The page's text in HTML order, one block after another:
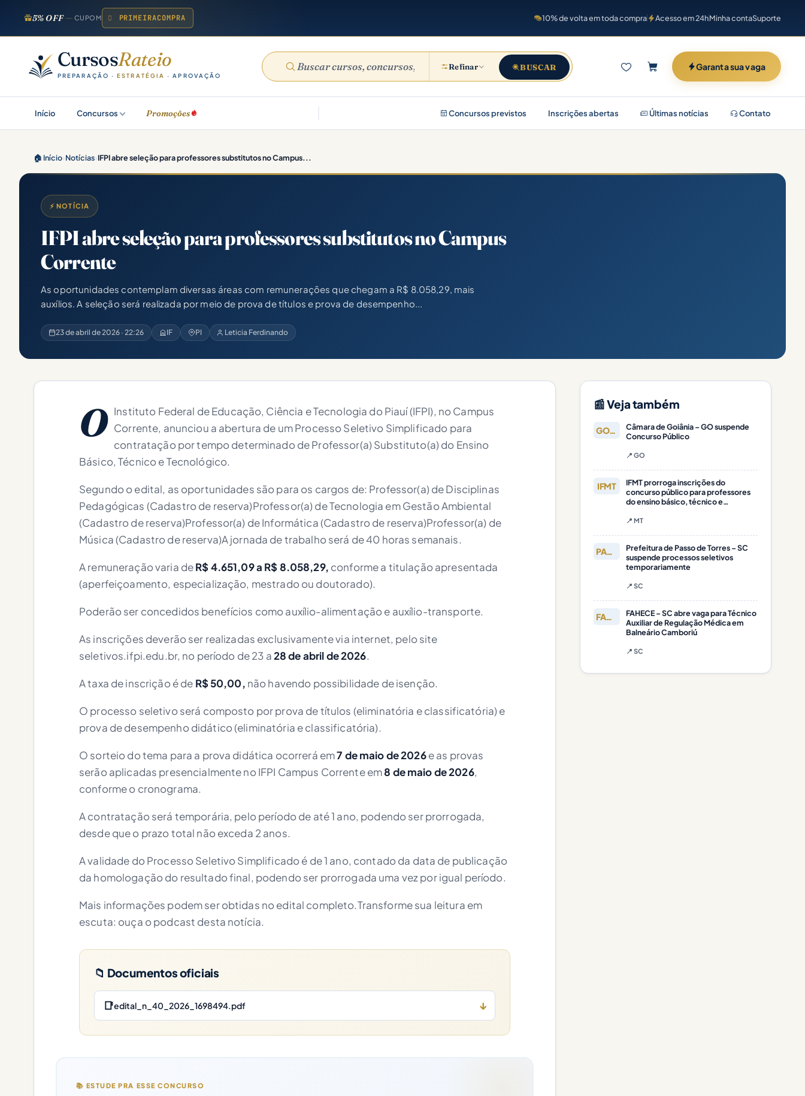
5% OFF CUPOM PRIMEIRACOMPRA 10% de volta em toda compra Acesso em 24hMinha contaSuporte
CursosRateio
PREPARAÇÃO ·ESTRATÉGIA · APROVAÇÃO
Refinar BUSCAR Garanta sua vaga
Início Concursos Promoções Concursos previstos Inscrições abertas Últimas notícias Contato
🏠 Início›Notícias›IFPI abre seleção para professores substitutos no Campus...
⚡ NOTÍCIA
IFPI abre seleção para professores substitutos no Campus
Corrente
As oportunidades contemplam diversas áreas com remunerações que chegam a R$ 8.058,29, mais
auxílios. A seleção será realizada por meio de prova de títulos e prova de desempenho...
23 de abril de 2026 · 22:26 IF PI Leticia Ferdinando
O Instituto Federal de Educação, Ciência e Tecnologia do Piauí (IFPI), no Campus
Corrente, anunciou a abertura de um Processo Seletivo Simplificado para
contratação por tempo determinado de Professor(a) Substituto(a) do Ensino
Básico, Técnico e Tecnológico.
Segundo o edital, as oportunidades são para os cargos de: Professor(a) de Disciplinas
Pedagógicas (Cadastro de reserva)Professor(a) de Tecnologia em Gestão Ambiental
(Cadastro de reserva)Professor(a) de Informática (Cadastro de reserva)Professor(a) de
Música (Cadastro de reserva)A jornada de trabalho será de 40 horas semanais.
A remuneração varia deR$ 4.651,09 a R$ 8.058,29, conforme a titulação apresentada
(aperfeiçoamento, especialização, mestrado ou doutorado).
Poderão ser concedidos benefícios como auxílio-alimentação e auxílio-transporte.
As inscrições deverão ser realizadas exclusivamente via internet, pelo site
seletivos.ifpi.edu.br, no período de 23 a28 de abril de 2026.
A taxa de inscrição é de R$ 50,00, não havendo possibilidade de isenção.
O processo seletivo será composto por prova de títulos (eliminatória e classificatória) e
prova de desempenho didático (eliminatória e classificatória).
O sorteio do tema para a prova didática ocorrerá em7 de maio de 2026e as provas
serão aplicadas presencialmente no IFPI Campus Corrente em8 de maio de 2026,
conforme o cronograma.
A contratação será temporária, pelo período de até 1 ano, podendo ser prorrogada,
desde que o prazo total não exceda 2 anos.
A validade do Processo Seletivo Simplificado é de 1 ano, contado da data de publicação
da homologação do resultado final, podendo ser prorrogada uma vez por igual período.
Mais informações podem ser obtidas no edital completo.Transforme sua leitura em
escuta: ouça o podcast desta notícia.
📁 Documentos oficiais
📑edital_n_40_2026_1698494.pdf ↓
📚 ESTUDE PRA ESSE CONCURSO
📰 Veja também
GOIÂNIA
Câmara de Goiânia – GO suspende
Concurso Público
📍 GO
IFMT
IFMT prorroga inscrições do
concurso público para professores
do ensino básico, técnico e
📍 MT
PASSO DE
Prefeitura de Passo de Torres – SC
suspende processos seletivos
temporariamente
📍 SC
FAHECE
FAHECE – SC abre vaga para Técnico
Auxiliar de Regulação Médica em
Balneário Camboriú
📍 SC